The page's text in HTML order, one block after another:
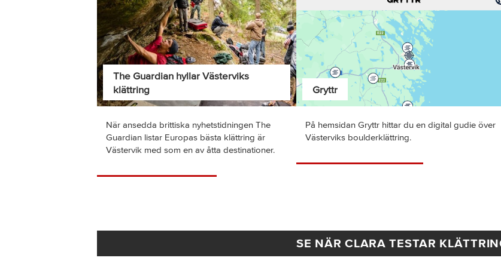
The Guardian hyllar Västerviks
klättring
När ansedda brittiska nyhetstidningen The
Guardian listar Europas bästa klättring är
Västervik med som en av åtta destinationer.
Gryttr
På hemsidan Gryttr hittar du en digital gudie över
Västerviks boulderklättring.
SE NÄR CLARA TESTAR